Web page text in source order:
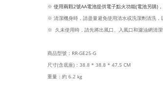
※ 使用兩顆2號AA電池提供電子點火功能(電池另購)
※ 清潔機身時，請盡量避免使用清水或洗潔劑清洗，
※ 久未使用時，請先將出風口、入風口和濾油網清潔
商品型號：RR-GE25-G
尺寸(含底座)：38.8 * 38.8 * 47.5 CM
重量：約 6.2 kg